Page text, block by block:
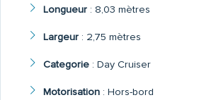
Longueur: 8,03 mètres
Largeur: 2,75 mètres
Categorie: Day Cruiser
Motorisation: Hors-bord